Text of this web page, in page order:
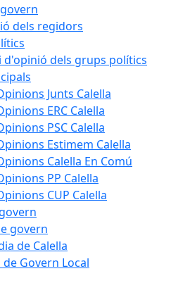
dels regidors
d'opinió dels grups polítics
Junts Calella
ERC Calella
PSC Calella
Estimem Calella
Calella En Comú
PP Calella
CUP Calella
govern
de Calella
de Govern Local